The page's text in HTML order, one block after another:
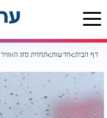
דף הבית חדשות תחזית מזג האוויר